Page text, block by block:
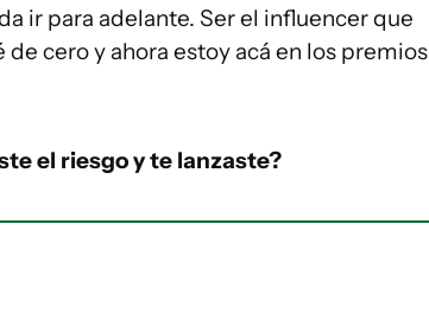
ir para adelante. Ser el influencer que
cero y ahora estoy acá en los premios
el riesgo y te lanzaste?